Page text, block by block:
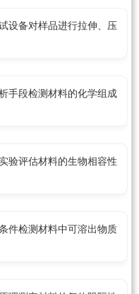
设备对样品进行拉伸、压
手段检测材料的化学组成
验评估材料的生物相容性
件检测材料中可溶出物质